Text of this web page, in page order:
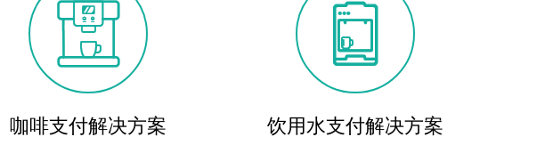

咖啡支付解决方案

饮用水支付解决方案